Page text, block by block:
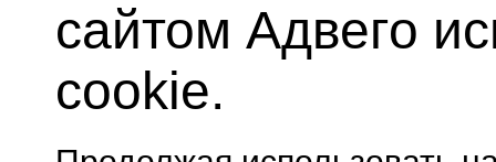
сайтом Адвего
cookie.